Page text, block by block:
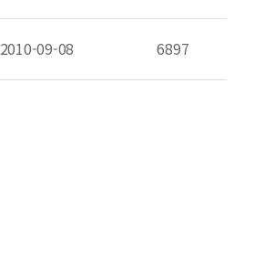
2010-09-08 6897